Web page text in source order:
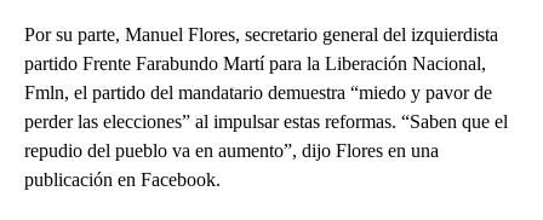
Por su parte, Manuel Flores, secretario general del izquierdista
partido Frente Farabundo Martí para la Liberación Nacional,
Fmln, el partido del mandatario demuestra “miedo y pavor de
perder las elecciones” al impulsar estas reformas. “Saben que el
repudio del pueblo va en aumento”, dijo Flores en una
publicación en Facebook.